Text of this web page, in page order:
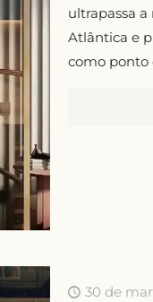
ultrapassa
Atlântica e
como ponto
30 de